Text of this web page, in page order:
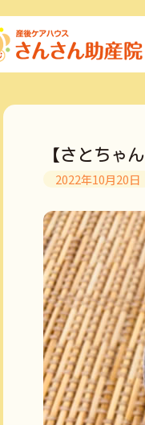
【さとちゃ
2022年10月20日